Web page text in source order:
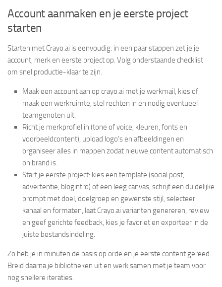
Account aanmaken en je eerste project
starten
Starten met Crayo.ai is eenvoudig: in een paar stappen zet je je
account, merk en eerste project op. Volg onderstaande checklist
om snel productie-klaar te zijn.
Maak een account aan op crayo.ai met je werkmail, kies of
maak een werkruimte, stel rechten in en nodig eventueel
teamgenoten uit.
Richt je merkprofiel in (tone of voice, kleuren, fonts en
voorbeeldcontent), upload logo’s en afbeeldingen en
organiseer alles in mappen zodat nieuwe content automatisch
on brand is.
Start je eerste project: kies een template (social post,
advertentie, blogintro) of een leeg canvas, schrijf een duidelijke
prompt met doel, doelgroep en gewenste stijl, selecteer
kanaal en formaten, laat Crayo.ai varianten genereren, review
en geef gerichte feedback, kies je favoriet en exporteer in de
juiste bestandsindeling.
Zo heb je in minuten de basis op orde en je eerste content gereed.
Breid daarna je bibliotheken uit en werk samen met je team voor
nog snellere iteraties.